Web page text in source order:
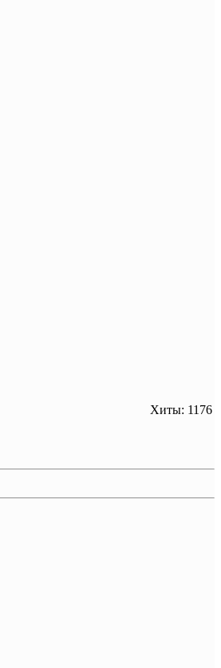
Хиты: 1176